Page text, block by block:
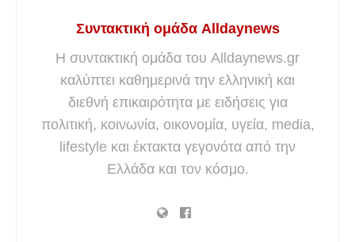
Συντακτική ομάδα Alldaynews
Η συντακτική ομάδα του Alldaynews.gr
καλύπτει καθημερινά την ελληνική και
διεθνή επικαιρότητα με ειδήσεις για
πολιτική, κοινωνία, οικονομία, υγεία, media,
lifestyle και έκτακτα γεγονότα από την
Ελλάδα και τον κόσμο.